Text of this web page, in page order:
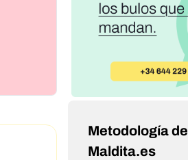
Metodología de
Maldita.es